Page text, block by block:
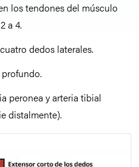
los tendones del músculo
a 4.
dedos laterales.
peronea y arteria tibial
distalmente).